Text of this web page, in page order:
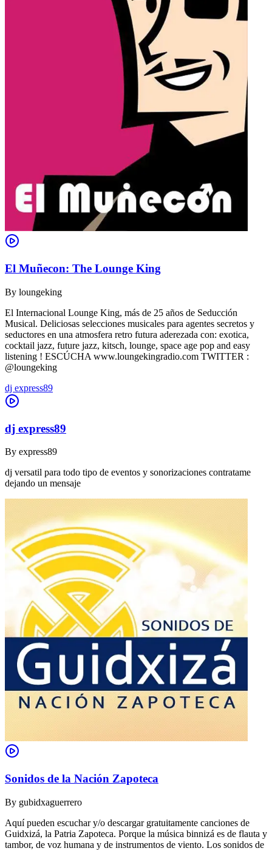
El Muñecon: The Lounge King
By loungeking
El Internacional Lounge King, más de 25 años de Seducción
Musical. Deliciosas selecciones musicales para agentes secretos y
seductores en una atmosfera retro futura aderezada con: exotica,
cocktail jazz, future jazz, kitsch, lounge, space age pop and easy
listening ! ESCÚCHA www.loungekingradio.com TWITTER :
@loungeking
dj express89
dj express89
By express89
dj versatil para todo tipo de eventos y sonorizaciones contratame
dejando un mensaje
Sonidos de la Nación Zapoteca
By gubidxaguerrero
Aquí pueden escuchar y/o descargar gratuitamente canciones de
Guidxizá, la Patria Zapoteca. Porque la música binnizá es de flauta y
tambor, de voz humana y de instrumentos de viento. Los sonidos de